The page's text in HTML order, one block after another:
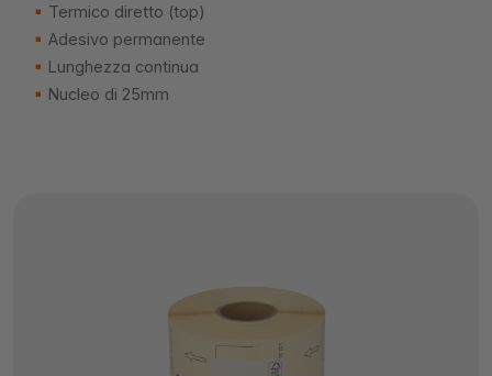
Termico diretto (top)
Adesivo permanente
Lunghezza continua
Nucleo di 25mm